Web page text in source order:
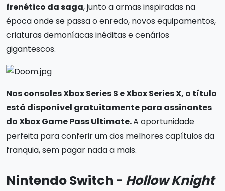
frenético da saga, junto a armas inspiradas na
época onde se passa o enredo, novos equipamentos,
criaturas demoníacas inéditas e cenários
gigantescos.
Nos consoles Xbox Series S e Xbox Series X, o título
está disponível gratuitamente para assinantes
do Xbox Game Pass Ultimate.A oportunidade
perfeita para conferir um dos melhores capítulos da
franquia, sem pagar nada a mais.
Nintendo Switch - Hollow Knight